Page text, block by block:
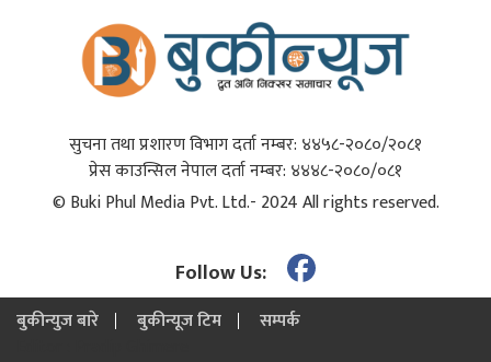
सुचना तथा प्रशारण विभाग दर्ता नम्बर: ४४५८-२०८०/२०८१
प्रेस काउन्सिल नेपाल दर्ता नम्बर: ४४४८-२०८०/०८१
© Buki Phul Media Pvt. Ltd.- 2024 All rights reserved.
Follow Us:
बुकीन्युज बारे बुकीन्यूज टिम
सम्पर्क